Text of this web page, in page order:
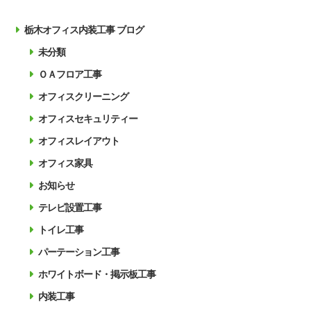
栃木オフィス内装工事 ブログ
未分類
ＯＡフロア工事
オフィスクリーニング
オフィスセキュリティー
オフィスレイアウト
オフィス家具
お知らせ
テレビ設置工事
トイレ工事
パーテーション工事
ホワイトボード・掲示板工事
内装工事